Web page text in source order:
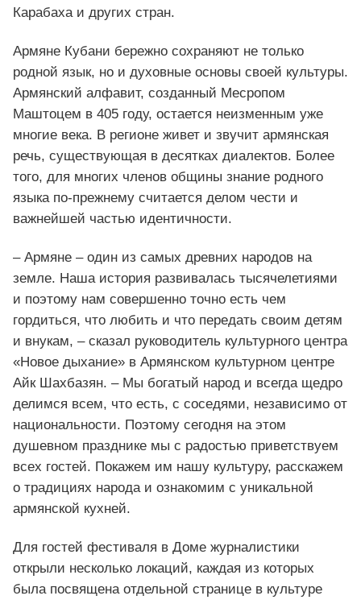
Карабаха и других стран.
Армяне Кубани бережно сохраняют не только
родной язык, но и духовные основы своей культуры.
Армянский алфавит, созданный Месропом
Маштоцем в 405 году, остается неизменным уже
многие века. В регионе живет и звучит армянская
речь, существующая в десятках диалектов. Более
того, для многих членов общины знание родного
языка по-прежнему считается делом чести и
важнейшей частью идентичности.
– Армяне – один из самых древних народов на
земле. Наша история развивалась тысячелетиями
и поэтому нам совершенно точно есть чем
гордиться, что любить и что передать своим детям
и внукам, – сказал руководитель культурного центра
«Новое дыхание» в Армянском культурном центре
Айк Шахбазян. – Мы богатый народ и всегда щедро
делимся всем, что есть, с соседями, независимо от
национальности. Поэтому сегодня на этом
душевном празднике мы с радостью приветствуем
всех гостей. Покажем им нашу культуру, расскажем
о традициях народа и ознакомим с уникальной
армянской кухней.
Для гостей фестиваля в Доме журналистики
открыли несколько локаций, каждая из которых
была посвящена отдельной странице в культуре